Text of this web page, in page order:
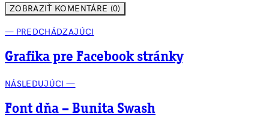
ZOBRAZIŤ KOMENTÁRE (0)
— PREDCHÁDZAJÚCI
Grafika pre Facebook stránky
NÁSLEDUJÚCI —
Font dňa – Bunita Swash